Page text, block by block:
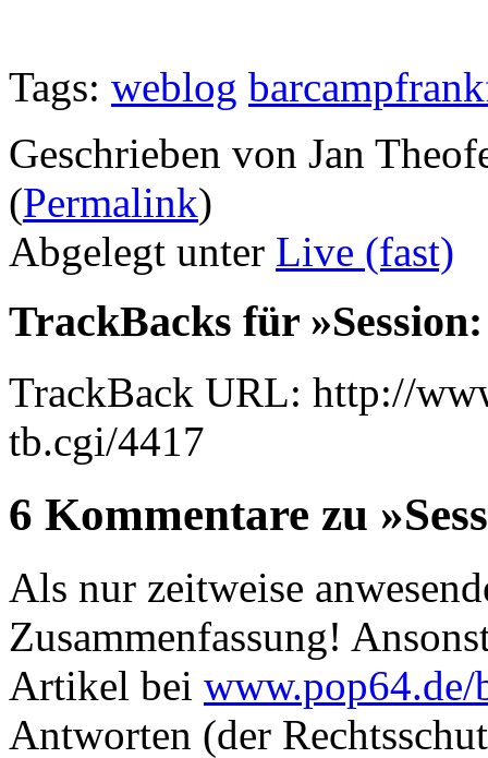
Tags: weblog
Geschrieben von Jan
(Permalink)
Abgelegt unter Live (fast)
TrackBacks für
TrackBack URL: http://
tb.cgi/4417
6 Kommentare zu
Als nur zeitweise
Zusammenfassung!
Artikel bei www.pop64.de/
Antworten (der